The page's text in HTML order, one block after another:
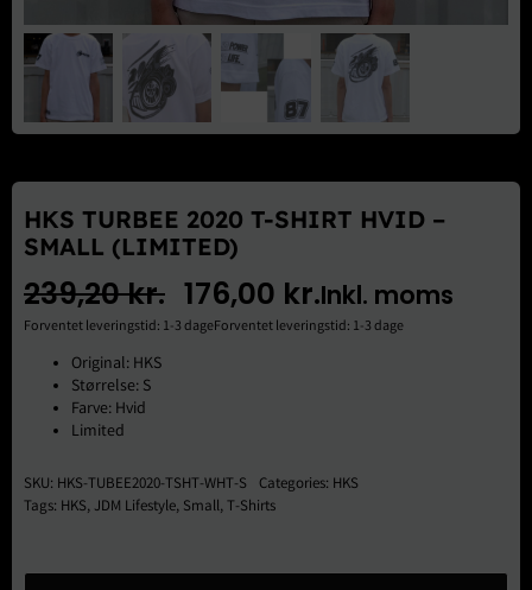
Kontakt Os
HKS TURBEE 2020 T-SHIRT HVID –
SMALL (LIMITED)
239,20kr.
Den
oprindelige
pris
var:
239,20 kr..
176,00 kr.
Den
aktuelle
pris
176,00 kr..
Inkl. moms
Forventet leveringstid: 1-3 dageForventet leveringstid: 1-3 dage
Original: HKS
Størrelse: S
Farve: Hvid
Limited
SKU: HKS-TUBEE2020-TSHT-WHT-S Categories: HKS
Tags: HKS, JDM Lifestyle, Small,T-Shirts